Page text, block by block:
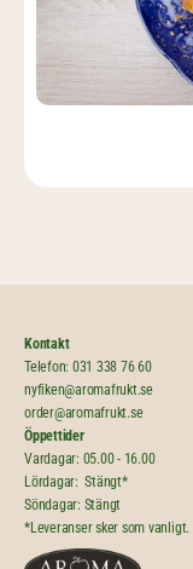
Kontakt
Telefon: 031 338 76 60
nyfiken@aromafrukt.se
order@aromafrukt.se
Öppettider
Vardagar: 05.00 - 16.00
Lördagar:  Stängt*
Söndagar: Stängt
*Leveranser sker som vanligt.